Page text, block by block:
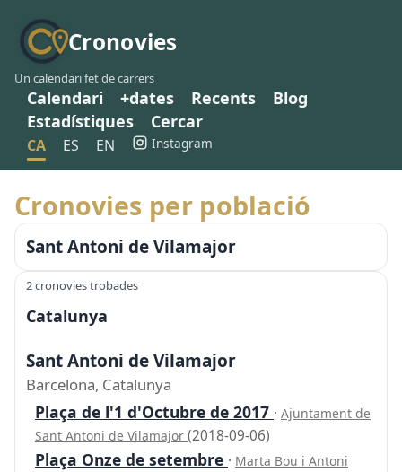
Cronovies
Un calendari fet de carrers
Calendari +dates Recents
Blog
Estadístiques
Cercar
CA ES EN Instagram
Cronovies per població
Sant Antoni de Vilamajor
2 cronovies trobades
Catalunya
Sant Antoni de Vilamajor
Barcelona, Catalunya
Plaça de l'1 d'Octubre de 2017 · Ajuntament de
Sant Antoni de Vilamajor (2018-09-06)
Plaça Onze de setembre · Marta Bou i Antoni